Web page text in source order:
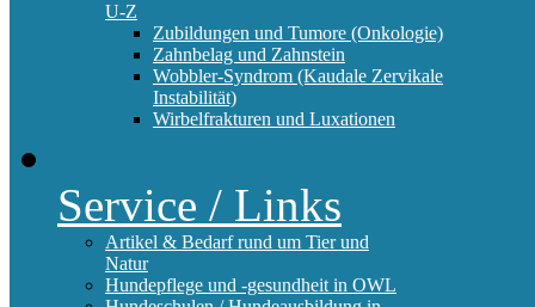
U-Z
Zubildungen und Tumore (Onkologie)
Zahnbelag und Zahnstein
Wobbler-Syndrom (Kaudale Zervikale
Instabilität)
Wirbelfrakturen und Luxationen
Service / Links
Artikel & Bedarf rund um Tier und
Natur
Hundepflege und -gesundheit in OWL